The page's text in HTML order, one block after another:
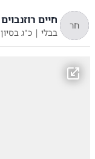
חר חיים רוזנבוים
בבלי | כ"ג בסיון